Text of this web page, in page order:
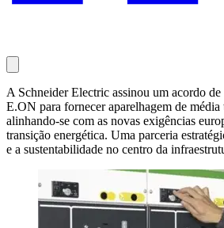
A Schneider Electric assinou um acordo
E.ON para fornecer aparelhagem de média
alinhando-se com as novas exigências
transição energética. Uma parceria
e a sustentabilidade no centro da